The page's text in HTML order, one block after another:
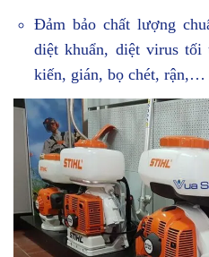
Đảm bảo chất lượng
diệt khuẩn, diệt virus
kiến, gián, bọ chét, rận,…